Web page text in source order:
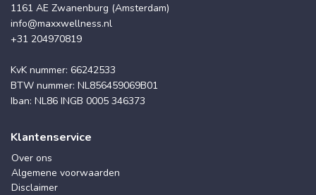
1161 AE Zwanenburg (Amsterdam)
info@maxxwellness.nl
+31 204970819
KvK nummer: 66242533
BTW nummer: NL856459069B01
Iban: NL86 INGB 0005 346373
Klantenservice
Over ons
Algemene voorwaarden
Disclaimer